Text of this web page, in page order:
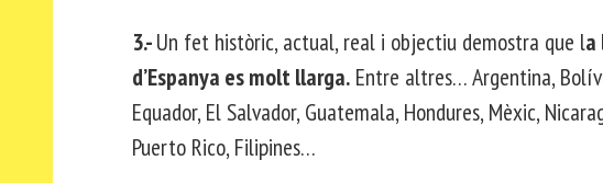
3.-Un fet històric, actual, real i objectiu demostra que l
d’Espanya es molt llarga. Entre altres… Argentina,
Equador, El Salvador, Guatemala, Hondures, Mèxic,
Puerto Rico, Filipines…